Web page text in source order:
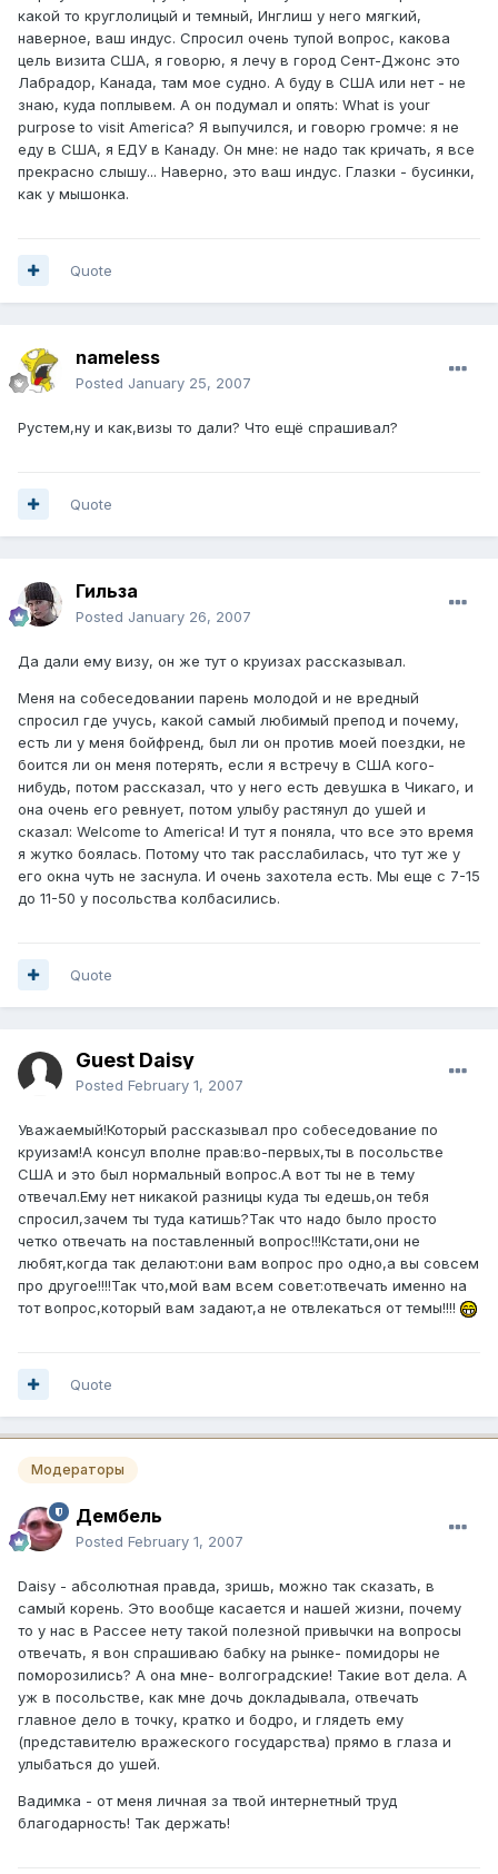
какой то круглолицый и темный, Инглиш у него мягкий,
наверное, ваш индус. Спросил очень тупой вопрос, какова
цель визита США, я говорю, я лечу в город Сент-Джонс это
Лабрадор, Канада, там мое судно. А буду в США или нет - не
знаю, куда поплывем. А он подумал и опять: What is your
purpose to visit America? Я выпучился, и говорю громче: я не
еду в США, я ЕДУ в Канаду. Он мне: не надо так кричать, я все
прекрасно слышу... Наверно, это ваш индус. Глазки - бусинки,
как у мышонка.
Quote
nameless
Posted January 25, 2007
Рустем,ну и как,визы то дали? Что ещё спрашивал?
Quote
Гильза
Posted January 26, 2007
Да дали ему визу, он же тут о круизах рассказывал.
Меня на собеседовании парень молодой и не вредный
спросил где учусь, какой самый любимый препод и почему,
есть ли у меня бойфренд, был ли он против моей поездки, не
боится ли он меня потерять, если я встречу в США кого-
нибудь, потом рассказал, что у него есть девушка в Чикаго, и
она очень его ревнует, потом улыбу растянул до ушей и
сказал: Welcome to America! И тут я поняла, что все это время
я жутко боялась. Потому что так расслабилась, что тут же у
его окна чуть не заснула. И очень захотела есть. Мы еще с 7-15
до 11-50 у посольства колбасились.
Quote
Guest Daisy
Posted February 1, 2007
Уважаемый!Который рассказывал про собеседование по
круизам!А консул вполне прав:во-первых,ты в посольстве
США и это был нормальный вопрос.А вот ты не в тему
отвечал.Ему нет никакой разницы куда ты едешь,он тебя
спросил,зачем ты туда катишь?Так что надо было просто
четко отвечать на поставленный вопрос!!!Кстати,они не
любят,когда так делают:они вам вопрос про одно,а вы совсем
про другое!!!!Так что,мой вам всем совет:отвечать именно на
тот вопрос,который вам задают,а не отвлекаться от темы!!!!
Quote
Модераторы
Дембель
Posted February 1, 2007
Daisy - абсолютная правда, зришь, можно так сказать, в
самый корень. Это вообще касается и нашей жизни, почему
то у нас в Рассее нету такой полезной привычки на вопросы
отвечать, я вон спрашиваю бабку на рынке- помидоры не
поморозились? А она мне- волгоградские! Такие вот дела. А
уж в посольстве, как мне дочь докладывала, отвечать
главное дело в точку, кратко и бодро, и глядеть ему
(представителю вражеского государства) прямо в глаза и
улыбаться до ушей.
Вадимка - от меня личная за твой интернетный труд
благодарность! Так держать!